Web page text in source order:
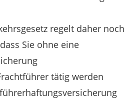
regelt daher noch
Sie ohne eine
tätig werden